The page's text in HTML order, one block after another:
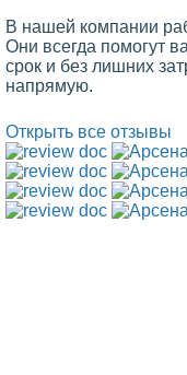
В нашей компании
Они всегда помогут
срок и без лишних
напрямую.
Открыть все отзывы